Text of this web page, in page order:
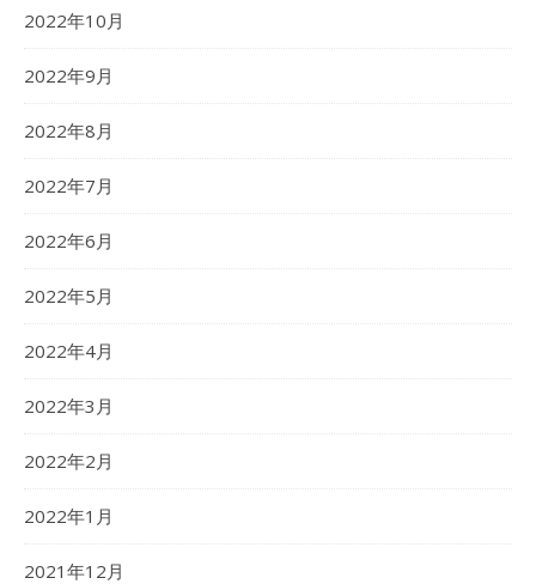
2022年10月
2022年9月
2022年8月
2022年7月
2022年6月
2022年5月
2022年4月
2022年3月
2022年2月
2022年1月
2021年12月